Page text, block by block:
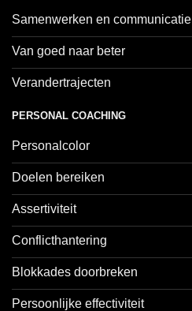
Samenwerken en communicatie
Van goed naar beter
Verandertrajecten
PERSONAL COACHING
Personalcolor
Doelen bereiken
Assertiviteit
Conflicthantering
Blokkades doorbreken
Persoonlijke effectiviteit